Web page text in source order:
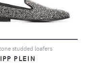
studded loafers
PLEIN